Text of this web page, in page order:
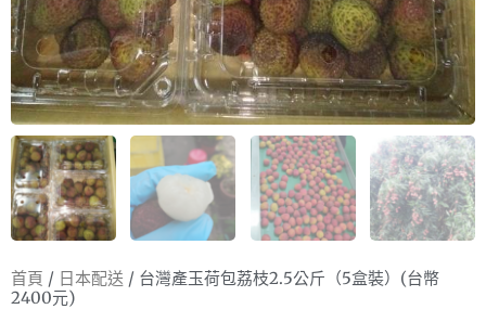
首頁 / 日本配送 / 台灣產玉荷包荔枝2.5公斤（5盒裝）(台幣
2400元)